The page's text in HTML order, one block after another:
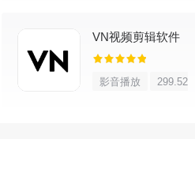
顺滑。
步的问题。
VN视频剪辑软件
影音播放 299.52M